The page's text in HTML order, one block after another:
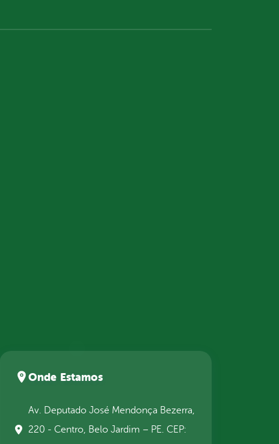
Onde Estamos
Av. Deputado José Mendonça Bezerra,
220 - Centro, Belo Jardim – PE. CEP: